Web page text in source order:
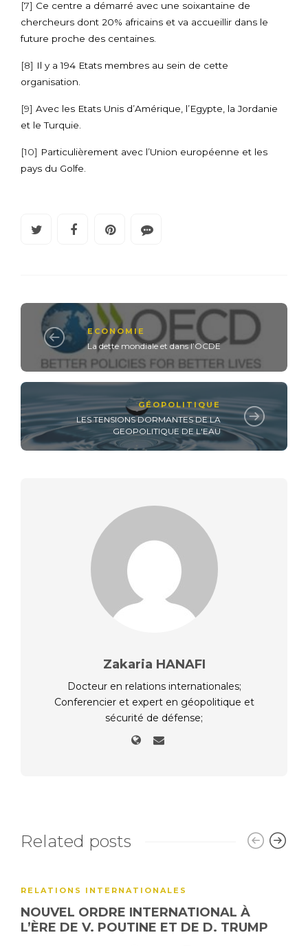
[7] Ce centre a démarré avec une soixantaine de
chercheurs dont 20% africains et va accueillir dans le
future proche des centaines.
[8] Il y a 194 Etats membres au sein de cette
organisation.
[9] Avec les Etats Unis d’Amérique, l’Egypte, la Jordanie
et le Turquie.
[10] Particulièrement avec l’Union européenne et les
pays du Golfe.
ECONOMIE
La dette mondiale et dans l’OCDE
GÉOPOLITIQUE
LES TENSIONS DORMANTES DE LA
GEOPOLITIQUE DE L'EAU
Zakaria HANAFI
Docteur en relations internationales;
Conferencier et expert en géopolitique et
sécurité de défense;
Related posts
RELATIONS INTERNATIONALES
NOUVEL ORDRE INTERNATIONAL À
L’ÈRE DE V. POUTINE ET DE D. TRUMP